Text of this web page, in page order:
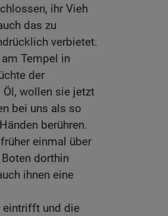
ihr Vieh
das zu
verbietet.
Tempel in
der
Öl, wollen sie jetzt
bei uns als so
berühren.
einmal über
dorthin
ihnen eine
eintrifft und die